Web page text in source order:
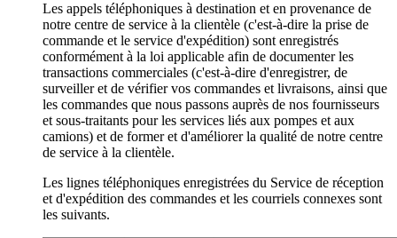
Les appels téléphoniques à destination et en provenance de
notre centre de service à la clientèle (c'est-à-dire la prise de
commande et le service d'expédition) sont enregistrés
conformément à la loi applicable afin de documenter les
transactions commerciales (c'est-à-dire d'enregistrer, de
surveiller et de vérifier vos commandes et livraisons, ainsi que
les commandes que nous passons auprès de nos fournisseurs
et sous-traitants pour les services liés aux pompes et aux
camions) et de former et d'améliorer la qualité de notre centre
de service à la clientèle.
Les lignes téléphoniques enregistrées du Service de réception
et d'expédition des commandes et les courriels connexes sont
les suivants.